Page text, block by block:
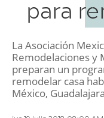
para
La Asociación
Remodelaciones y
preparan un
remodelar casa
México,